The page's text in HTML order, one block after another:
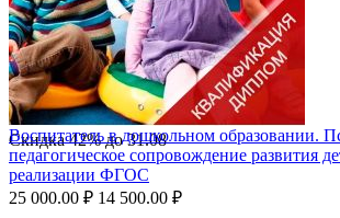
Скидка42%до31.08
Воспитатель в дошкольном образовании.
педагогическое сопровождение развития
реализации ФГОС
25 000.00 ₽ 14 500.00 ₽